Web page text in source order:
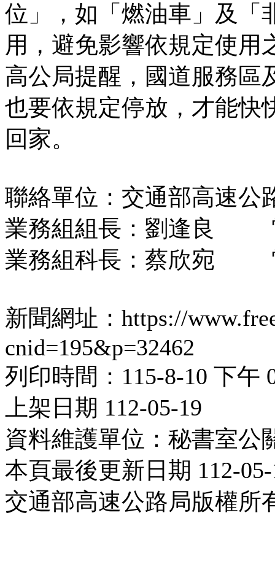
位」，如「燃油車」及「
用，避免影響依規定使用
高公局提醒，國道服務區
也要依規定停放，才能快
回家。
聯絡單位：交通部高速公
業務組組長：劉逢良 電
業務組科長：蔡欣宛 電
新聞網址：https://
cnid=195&p=32462
列印時間：115-8-10 下午
上架日期 112-05-19
資料維護單位：秘書室公
本頁最後更新日期 112-
交通部高速公路局版權所